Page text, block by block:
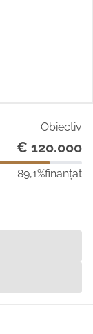
Obiectiv
€ 120.000
89,1%finanțat